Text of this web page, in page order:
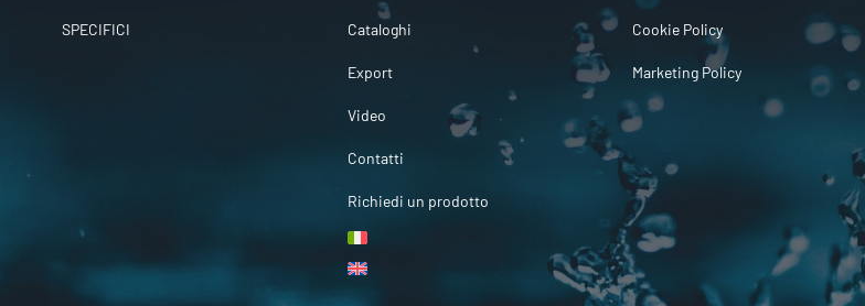
SPECIFICI Cataloghi
Export
Video
Contatti
Richiedi un prodotto
Cookie Policy
Marketing Policy